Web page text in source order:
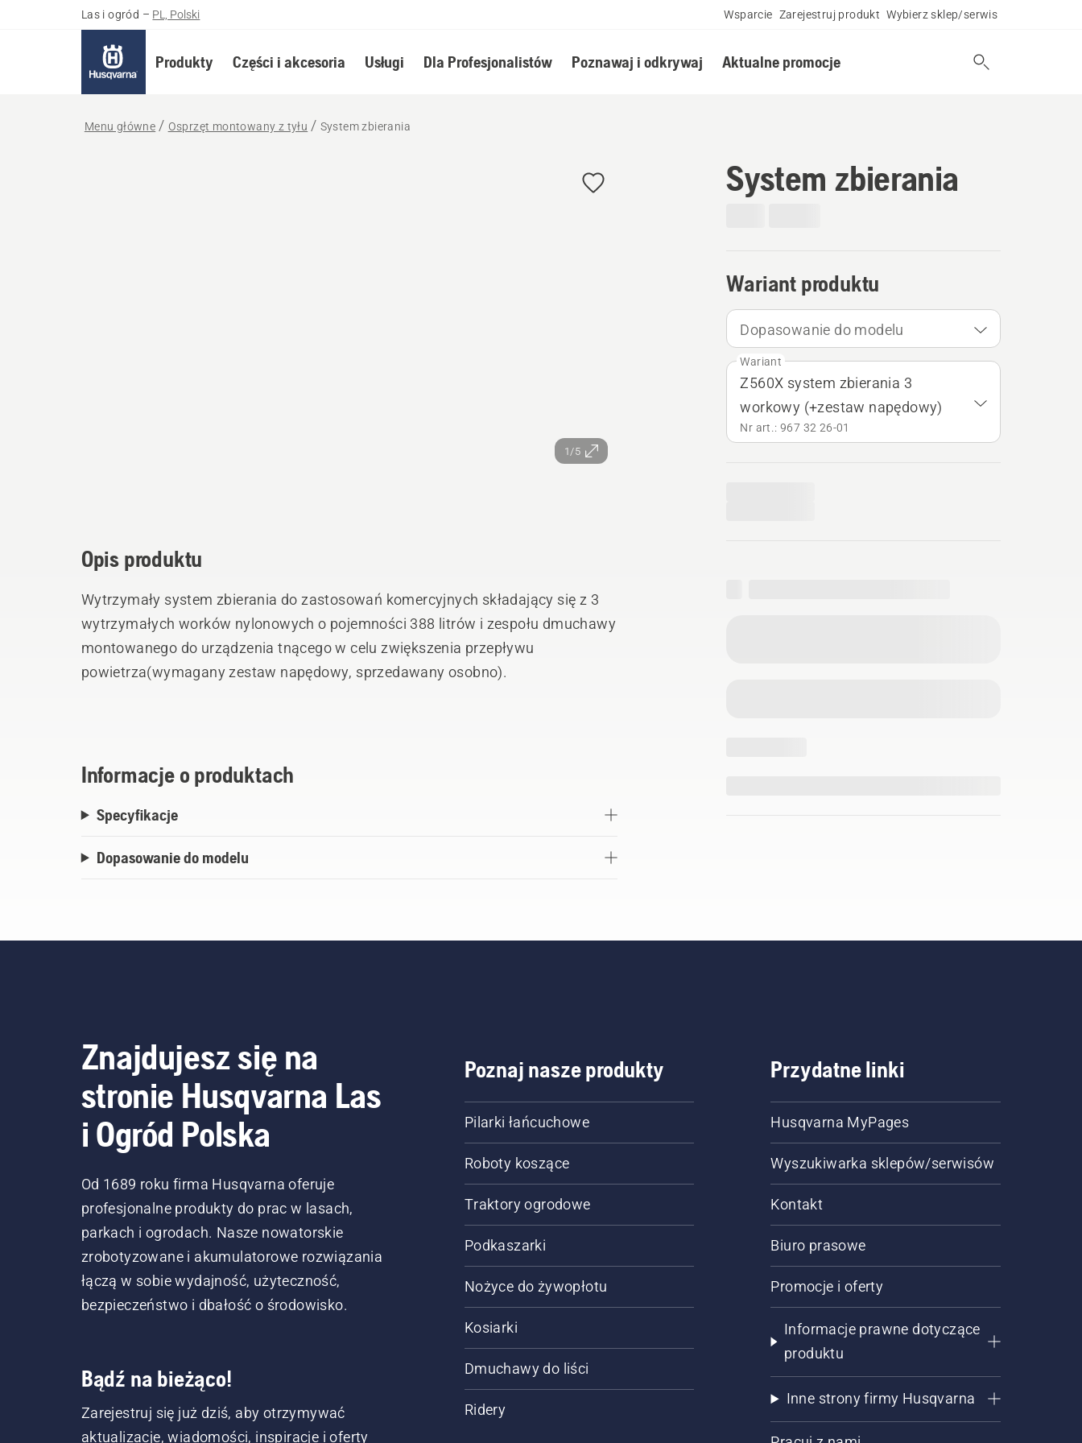
Las i ogród – PL, Polski Wsparcie Zarejestruj produkt Wybierz sklep/serwis
Produkty Części i akcesoria Usługi Dla Profesjonalistów Poznawaj i odkrywaj Aktualne promocje
Menu główne Osprzęt montowany z tyłu System zbierania
1/5
System zbierania
Wariant produktu
Dopasowanie do modelu
Wariant
Z560X system zbierania 3
workowy (+zestaw napędowy)
Nr art.: 967 32 26‑01
Opis produktu
Wytrzymały system zbierania do zastosowań komercyjnych składający się z 3
wytrzymałych worków nylonowych o pojemności 388 litrów i zespołu dmuchawy
montowanego do urządzenia tnącego w celu zwiększenia przepływu
powietrza(wymagany zestaw napędowy, sprzedawany osobno).
Informacje o produktach
Specyfikacje
Dopasowanie do modelu
Znajdujesz się na
stronie Husqvarna Las
i Ogród Polska
Od 1689 roku firma Husqvarna oferuje
profesjonalne produkty do prac w lasach,
parkach i ogrodach. Nasze nowatorskie
zrobotyzowane i akumulatorowe rozwiązania
łączą w sobie wydajność, użyteczność,
bezpieczeństwo i dbałość o środowisko.
Bądź na bieżąco!
Zarejestruj się już dziś, aby otrzymywać
aktualizacje, wiadomości, inspiracje i oferty
Poznaj nasze produkty
Pilarki łańcuchowe
Roboty koszące
Traktory ogrodowe
Podkaszarki
Nożyce do żywopłotu
Kosiarki
Dmuchawy do liści
Ridery
Przydatne linki
Husqvarna MyPages
Wyszukiwarka sklepów/serwisów
Kontakt
Biuro prasowe
Promocje i oferty
Informacje prawne dotyczące
produktu
Inne strony firmy Husqvarna